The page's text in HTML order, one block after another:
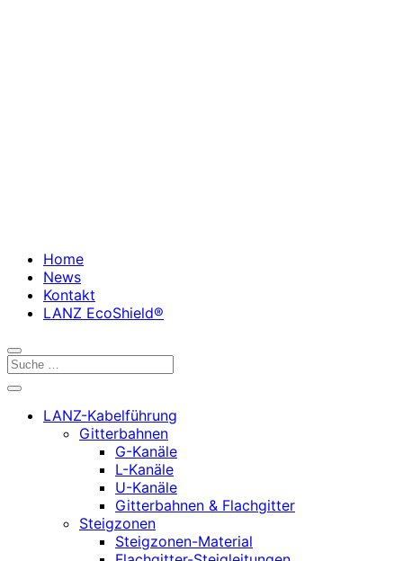
Home
News
Kontakt
LANZ EcoShield®
LANZ-Kabelführung
Gitterbahnen
G-Kanäle
L-Kanäle
U-Kanäle
Gitterbahnen & Flachgitter
Steigzonen
Steigzonen-Material